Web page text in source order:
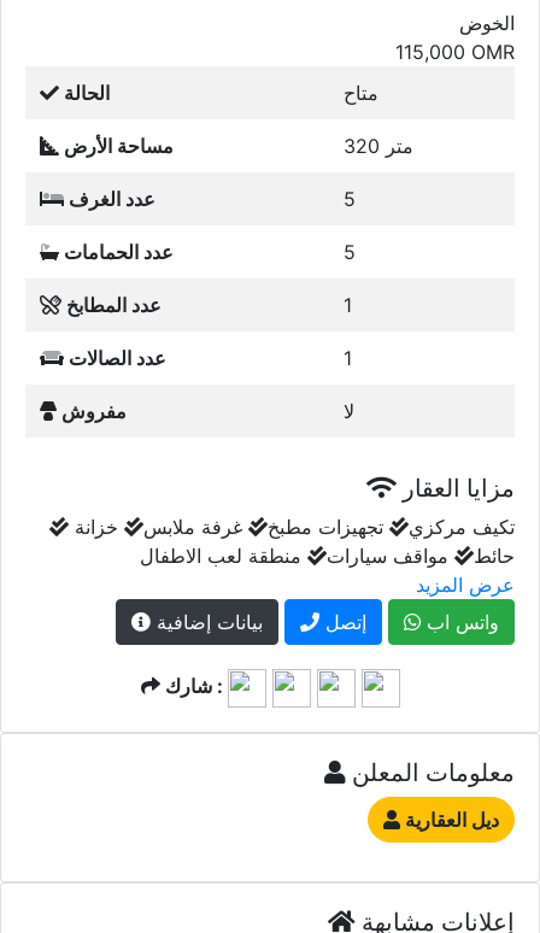
الخوض
115,000 OMR
الحالة
متاح
مساحة الأرض 320 متر
عدد الغرف 5
عدد الحمامات 5
عدد المطابخ 1
عدد الصالات 1
مفروش لا
مزايا العقار
تكيف مركزي تجهيزات مطبخ غرفة ملابس
خزانة
حائط
مواقف سيارات
منطقة لعب الاطفال
عرض المزيد
بيانات إضافية
إتصل واتس اب
شارك :
معلومات المعلن
ديل العقارية
إعلانات مشابهة